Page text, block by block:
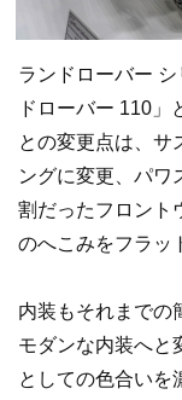
ランドローバー
ドローバー 110
との変更点は、サ
ングに変更、パワ
割だったフロント
のへこみをフラッ
内装もそれまでの
モダンな内装へと
としての色合いを